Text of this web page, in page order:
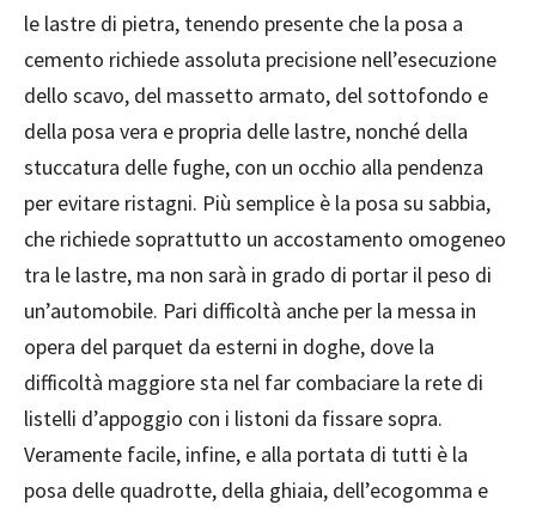
le lastre di pietra, tenendo presente che la posa a
cemento richiede assoluta precisione nell’esecuzione
dello scavo, del massetto armato, del sottofondo e
della posa vera e propria delle lastre, nonché della
stuccatura delle fughe, con un occhio alla pendenza
per evitare ristagni. Più semplice è la posa su sabbia,
che richiede soprattutto un accostamento omogeneo
tra le lastre, ma non sarà in grado di portar il peso di
un’automobile. Pari difficoltà anche per la messa in
opera del parquet da esterni in doghe, dove la
difficoltà maggiore sta nel far combaciare la rete di
listelli d’appoggio con i listoni da fissare sopra.
Veramente facile, infine, e alla portata di tutti è la
posa delle quadrotte, della ghiaia, dell’ecogomma e